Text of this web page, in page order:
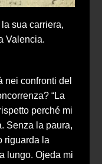
sua carriera,
Valencia.
nei confronti del
“La
perché mi
Senza la paura,
riguarda la
lungo. Ojeda mi